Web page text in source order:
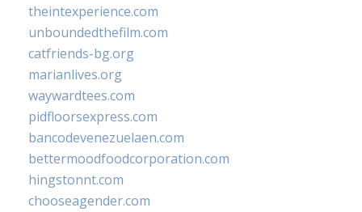
theintexperience.com
unboundedthefilm.com
catfriends-bg.org
marianlives.org
waywardtees.com
pidfloorsexpress.com
bancodevenezuelaen.com
bettermoodfoodcorporation.com
hingstonnt.com
chooseagender.com